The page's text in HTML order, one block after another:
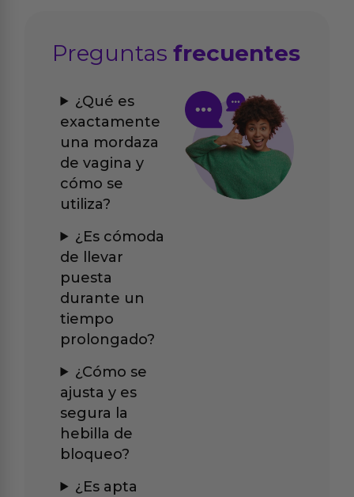
Preguntasfrecuentes
¿Qué es
exactamente
una mordaza
de vagina y
cómo se
utiliza?
¿Es cómoda
de llevar
puesta
durante un
tiempo
prolongado?
¿Cómo se
ajusta y es
segura la
hebilla de
bloqueo?
¿Es apta